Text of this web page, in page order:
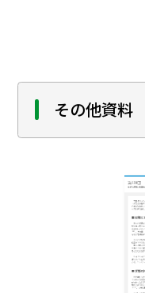
その他資料